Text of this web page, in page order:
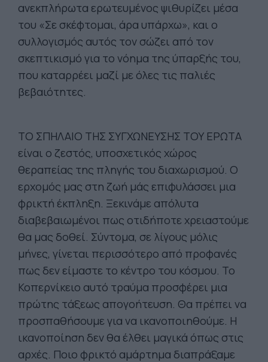
ανεκπλήρωτα ερωτευμένος ψιθυρίζει μέσα
του «Σε σκέφτομαι, άρα υπάρχω», και ο
συλλογισμός αυτός τον σώζει από τον
σκεπτικισμό για το νόημα της ύπαρξής του,
που καταρρέει μαζί με όλες τις παλιές
βεβαιότητες.
ΤΟ ΣΠΗΛΑΙΟ ΤΗΣ ΣΥΓΧΩΝΕΥΣΗΣ ΤΟΥ ΕΡΩΤΑ
είναι ο ζεστός, υποσχετικός χώρος
θεραπείας της πληγής του διαχωρισμού. Ο
ερχομός μας στη ζωή μάς επιφυλάσσει μια
φρικτή έκπληξη. Ξεκινάμε απόλυτα
διαβεβαιωμένοι πως οτιδήποτε χρειαστούμε
θα μας δοθεί. Σύντομα, σε λίγους μόλις
μήνες, γίνεται περισσότερο από προφανές
πως δεν είμαστε το κέντρο του κόσμου. Το
Κοπερνίκειο αυτό τραύμα προσφέρει μια
πρώτης τάξεως απογοήτευση. Θα πρέπει να
προσπαθήσουμε για να ικανοποιηθούμε. Η
ικανοποίηση δεν θα έλθει μαγικά όπως στις
αρχές. Ποιο φρικτό αμάρτημα διαπράξαμε